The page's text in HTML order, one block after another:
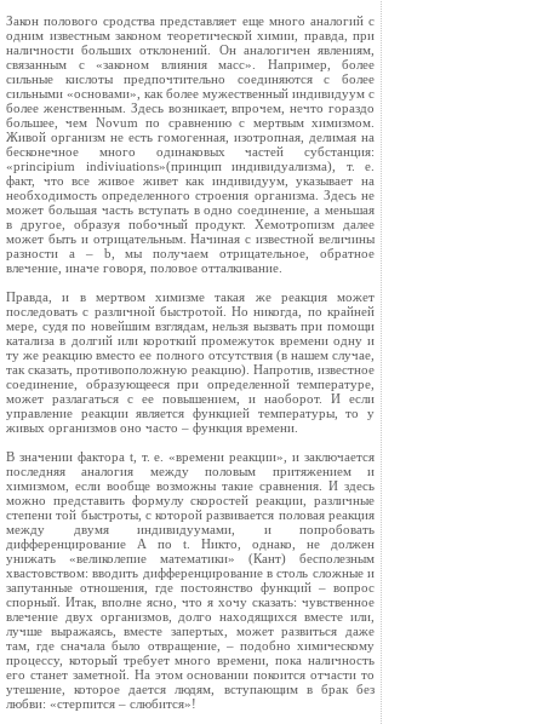
Закон полового сродства представляет еще много аналогий с
одним известным законом теоретической химии, правда, при
наличности больших отклонений. Он аналогичен явлениям,
связанным с «законом влияния масс». Например, более
сильные кислоты предпочтительно соединяются с более
сильными «основами», как более мужественный индивидуум с
более женственным. Здесь возникает, впрочем, нечто гораздо
большее, чем Novum по сравнению с мертвым химизмом.
Живой организм не есть гомогенная, изотропная, делимая на
бесконечное много одинаковых частей субстанция:
«principium indiviuations»(принцип индивидуализма), т. е.
факт, что все живое живет как индивидуум, указывает на
необходимость определенного строения организма. Здесь не
может большая часть вступать в одно соединение, а меньшая
в другое, образуя побочный продукт. Хемотропизм далее
может быть и отрицательным. Начиная с известной величины
разности а – b, мы получаем отрицательное, обратное
влечение, иначе говоря, половое отталкивание.
Правда, и в мертвом химизме такая же реакция может
последовать с различной быстротой. Но никогда, по крайней
мере, судя по новейшим взглядам, нельзя вызвать при помощи
катализа в долгий или короткий промежуток времени одну и
ту же реакцию вместо ее полного отсутствия (в нашем случае,
так сказать, противоположную реакцию). Напротив, известное
соединение, образующееся при определенной температуре,
может разлагаться с ее повышением, и наоборот. И если
управление реакции является функцией температуры, то у
живых организмов оно часто – функция времени.
В значении фактора t, т. е. «времени реакции», и заключается
последняя аналогия между половым притяжением и
химизмом, если вообще возможны такие сравнения. И здесь
можно представить формулу скоростей реакции, различные
степени той быстроты, с которой развивается половая реакция
между двумя индивидуумами, и попробовать
дифференцирование А по t. Никто, однако, не должен
унижать «великолепие математики» (Кант) бесполезным
хвастовством: вводить дифференцирование в столь сложные и
запутанные отношения, где постоянство функций – вопрос
спорный. Итак, вполне ясно, что я хочу сказать: чувственное
влечение двух организмов, долго находящихся вместе или,
лучше выражаясь, вместе запертых, может развиться даже
там, где сначала было отвращение, – подобно химическому
процессу, который требует много времени, пока наличность
его станет заметной. На этом основании покоится отчасти то
утешение, которое дается людям, вступающим в брак без
любви: «стерпится – слюбится»!